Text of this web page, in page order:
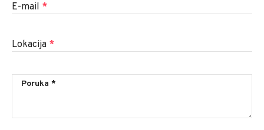
E-mail *
Lokacija *